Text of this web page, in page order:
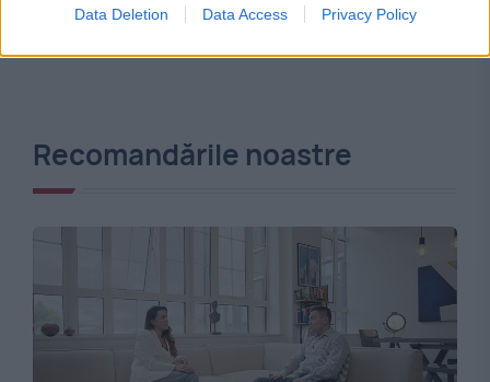
Data Deletion Data Access Privacy Policy
Recomandările noastre